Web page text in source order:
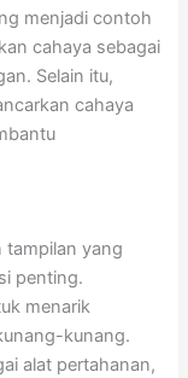
menjadi contoh
cahaya sebagai
Selain itu,
cahaya
tampilan yang
penting.
menarik
kunang.
alat pertahanan,